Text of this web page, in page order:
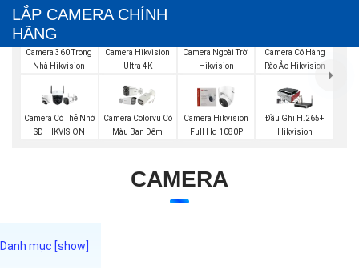
LẮP CAMERA CHÍNH
HÃNG
Camera 360 Trong
Nhà Hikvision
Camera Hikvision
Ultra 4K
Camera Ngoài Trời
Hikvision
Camera Có Hàng
Rào Ảo Hikvision
Camera Có Thẻ Nhớ
SD HIKVISION
Camera Colorvu Có
Màu Ban Đêm
Camera Hikvision
Full Hd 1080P
Đầu Ghi H.265+
Hikvision
CAMERA